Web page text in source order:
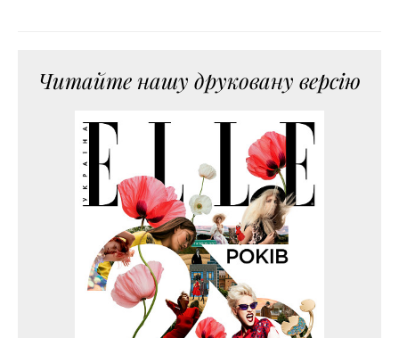
Читайте нашу друковану версію